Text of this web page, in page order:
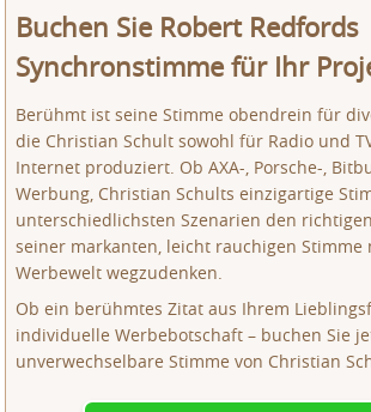
Buchen Sie Robert Redfords
Synchronstimme für Ihr
Berühmt ist seine Stimme obendrein für
die Christian Schult sowohl für Radio und
Internet produziert. Ob AXA-, Porsche-,
Werbung, Christian Schults einzigartige
unterschiedlichsten Szenarien den
seiner markanten, leicht rauchigen
Werbewelt wegzudenken.
Ob ein berühmtes Zitat aus Ihrem
individuelle Werbebotschaft – buchen Sie
unverwechselbare Stimme von Christian